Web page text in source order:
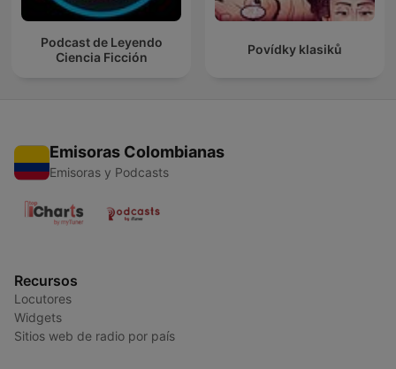
Podcast de Leyendo
Ciencia Ficción
Povídky klasiků
Emisoras Colombianas
Emisoras y Podcasts
Recursos
Locutores
Widgets
Sitios web de radio por país